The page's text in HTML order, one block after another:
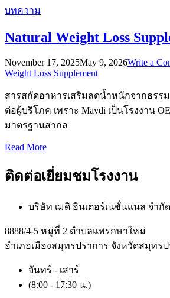
บทความ
Natural Weight Loss
November 17, 2025May 9, 2026Write a
Weight Loss Supplement
สารสกัดอาหารเสริมลดน้ำหนักจากธรร
ต่อผู้บริโภค เพราะ Maydi เป็นโรงงาน
มาตรฐานสากล
Read More
ติดต่อเยี่ยมชมโรงงาน
บริษัท เมดิ อินเตอร์เนชั่นแนล จำกัด
8888/4-5 หมู่ที่ 2 ตำบลแพรกษาใหม่
อำเภอเมืองสมุทรปราการ จังหวัดสมุทรป
จันทร์ - เสาร์
(8:00 - 17:30 น.)